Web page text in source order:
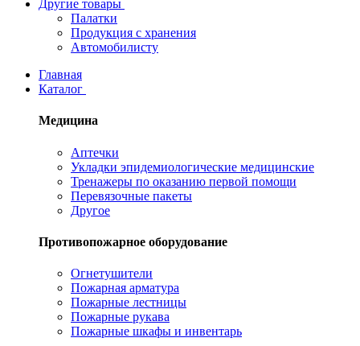
Другие товары
Палатки
Продукция с хранения
Автомобилисту
Главная
Каталог
Медицина
Аптечки
Укладки эпидемиологические медицинские
Тренажеры по оказанию первой помощи
Перевязочные пакеты
Другое
Противопожарное оборудование
Огнетушители
Пожарная арматура
Пожарные лестницы
Пожарные рукава
Пожарные шкафы и инвентарь